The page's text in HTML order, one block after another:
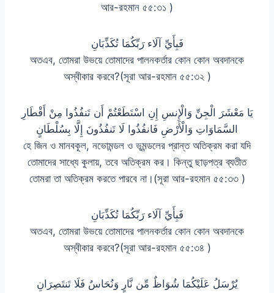
আর-রহমান ৫৫:৩১ )
فَبِأَيِّ آلَاء رَبِّكُمَا تُكَذِّبَانِ
অতএব, তোমরা উভয়ে তোমাদের পালনকর্তার কোন কোন অবদানকে
অস্বীকার করবে?(সূরা আর-রহমান ৫৫:৩২ )
يَا مَعْشَرَ الْجِنِّ وَالْإِنسِ إِنِ اسْتَطَعْتُمْ أَن تَنفُذُوا مِنْ أَقْطَارِ
السَّمَاوَاتِ وَالْأَرْضِ فَانفُذُوا لَا تَنفُذُونَ إِلَّا بِسُلْطَانٍ
হে জিন ও মানবকূল, নভোমন্ডল ও ভূমন্ডলের প্রান্ত অতিক্রম করা যদি
তোমাদের সাধ্যে কুলায়, তবে অতিক্রম কর। কিন্তু ছাড়পত্র ব্যতীত
তোমরা তা অতিক্রম করতে পারবে না।(সূরা আর-রহমান ৫৫:৩৩ )
فَبِأَيِّ آلَاء رَبِّكُمَا تُكَذِّبَانِ
অতএব, তোমরা উভয়ে তোমাদের পালনকর্তার কোন কোন অবদানকে
অস্বীকার করবে?(সূরা আর-রহমান ৫৫:৩৪ )
يُرْسَلُ عَلَيْكُمَا شُوَاظٌ مِّن نَّارٍ وَنُحَاسٌ فَلَا تَنتَصِرَانِ